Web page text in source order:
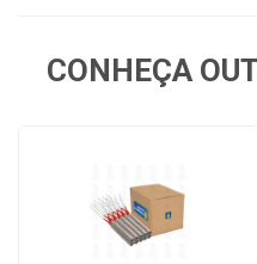
CONHEÇA